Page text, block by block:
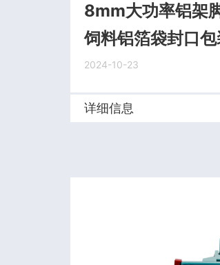
8mm大功率铝架
饲料铝箔袋封口
2024-10-23
详细信息